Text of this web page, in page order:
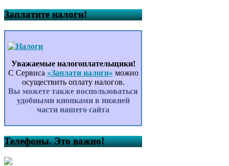
Заплатите налоги!
Уважаемые налогоплательщики!
С Сервиса «Заплати налоги» можно
осуществить оплату налогов.
Вы можете также воспользоваться
удобными кнопками в нижней
части нашего сайта
Телефоны. Это важно!